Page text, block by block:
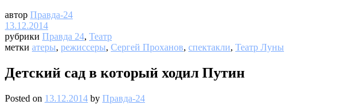
автор Правда-24
13.12.2014
рубрики Правда 24, Театр
метки атеры, режиссеры, Сергей Проханов, спектакли, Театр Луны
Детский сад в который ходил Путин
Posted on 13.12.2014 by Правда-24